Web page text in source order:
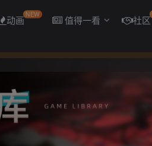
动画 NEW 值得一看 社区